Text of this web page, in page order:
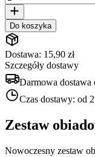
Do koszyka
Dostawa: 15,90 zł
Szczegóły dostawy
Darmowa dostawa
Czas dostawy: od
Zestaw
Nowoczesny zestaw